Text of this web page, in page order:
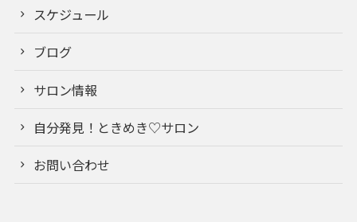
スケジュール
ブログ
サロン情報
自分発見！ときめき♡サロン
お問い合わせ